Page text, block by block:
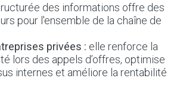
des informations offre des
pour l'ensemble de la chaîne de
privées : elle renforce la
lors des appels d’offres, optimise
internes et améliore la rentabilité